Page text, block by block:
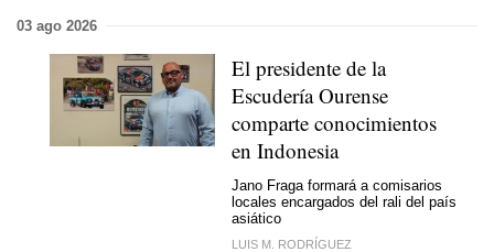
03 ago 2026
El presidente de la
Escudería Ourense
comparte conocimientos
en Indonesia
Jano Fraga formará a comisarios
locales encargados del rali del país
asiático
LUIS M. RODRÍGUEZ